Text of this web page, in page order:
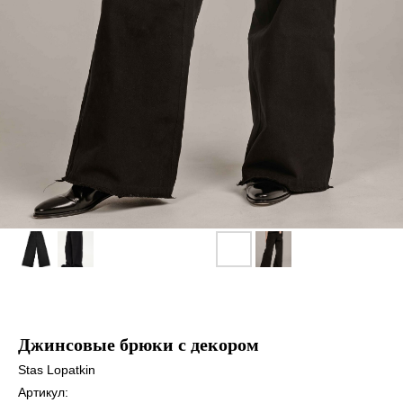
Джинсовые брюки с декором
Stas Lopatkin
Артикул: